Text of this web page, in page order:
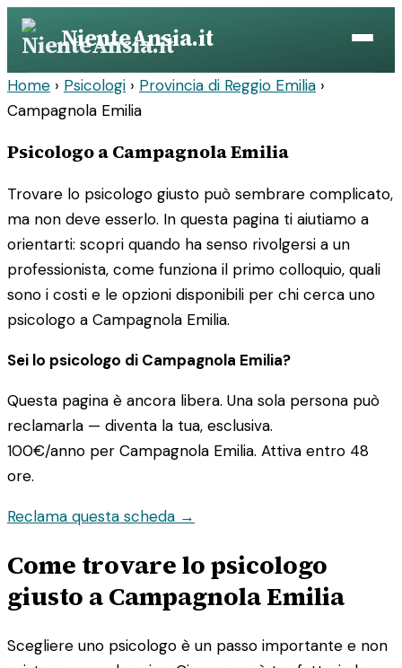
Vai
contenuto
NienteAnsia.it
Home › Psicologi › Provincia di Reggio Emilia ›
Campagnola Emilia
Psicologo a Campagnola Emilia
Trovare lo psicologo giusto può sembrare complicato,
ma non deve esserlo. In questa pagina ti aiutiamo a
orientarti: scopri quando ha senso rivolgersi a un
professionista, come funziona il primo colloquio, quali
sono i costi e le opzioni disponibili per chi cerca uno
psicologo a Campagnola Emilia.
Sei lo psicologo di Campagnola Emilia?
Questa pagina è ancora libera. Una sola persona può
reclamarla — diventa la tua, esclusiva.
100€/anno per Campagnola Emilia. Attiva entro 48
ore.
Reclama questa scheda →
Come trovare lo psicologo
giusto a Campagnola Emilia
Scegliere uno psicologo è un passo importante e non